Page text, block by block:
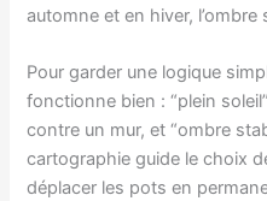
automne et en hiver, l’ombre
Pour garder une logique
fonctionne bien : “plein
contre un mur, et “ombre
cartographie guide le choix
déplacer les pots en